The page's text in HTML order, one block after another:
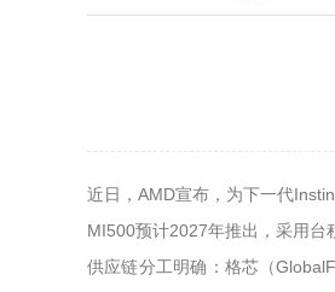
近日，AMD宣布，为下一代
MI500预计2027年推出，采用台
供应链分工明确：格芯（